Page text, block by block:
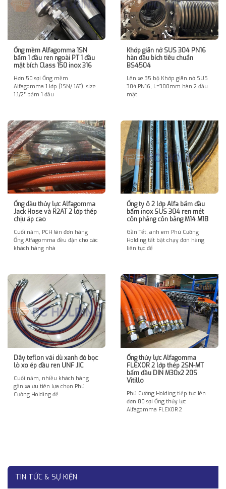
TIN TỨC & SỰ KIỆN
Ống mềm Alfagomma 1SN
bấm 1 đầu ren ngoài PT 1 đầu
mặt bích Class 150 inox 316
Hơn 50 sợi Ống mềm
Alfagomma 1 lớp (1SN/ 1AT), size
1.1/2″ bấm 1 đầu
Khớp giãn nở SUS 304 PN16
hàn đầu bích tiêu chuẩn
BS4504
Lên xe 35 bộ Khớp giãn nở SUS
304 PN16, L=300mm hàn 2 đầu
mặt
Ống dầu thủy lực Alfagomma
Jack Hose và R2AT 2 lớp thép
chịu áp cao
Cuối năm, PCH lên đơn hàng
Ống Alfagomma đều đặn cho các
khách hàng nhà
Ống ty ô 2 lớp Alfa bấm đầu
bấm inox SUS 304 ren mét
côn phẳng côn bằng M14 M18
Gần Tết, anh em Phú Cường
Holding tất bật chạy đơn hàng
liên tục để
Dây teflon vải dù xanh đỏ bọc
lò xo ép đầu ren UNF JIC
Cuối năm, nhiều khách hàng
gần xa ưu tiên lựa chọn Phú
Cường Holding để
Ống thủy lực Alfagomma
FLEXOR 2 lớp thép 2SN-MT
bấm đầu DIN M30x2 20S
Vitillo
Phú Cường Holding tiếp tục lên
đơn 80 sợi Ống thủy lực
Alfagomma FLEXOR 2